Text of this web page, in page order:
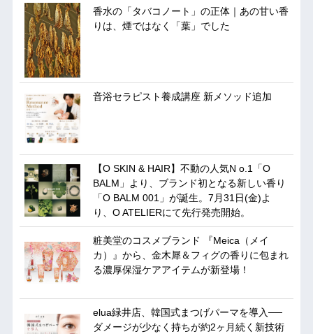
香水の「タバコノート」の正体｜あの甘い香
りは、煙ではなく「葉」でした
音浴セラピスト養成講座 新メソッド追加
【O SKIN & HAIR】不動の人気N o.1「O
BALM」より、ブランド初となる新しい香り
「O BALM 001」が誕生。7月31日(金)よ
り、O ATELIERにて先行発売開始。
粧美堂のコスメブランド 『Meica（メイ
カ）』から、金木犀＆フィグの香りに包まれ
る濃厚保湿ケアアイテムが新登場！
elua緑井店、韓国式まつげパーマを導入──
ダメージが少なく持ちが約2ヶ月続く新技術